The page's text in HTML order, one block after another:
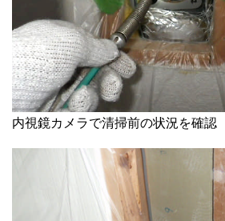
内視鏡カメラで清掃前の状況を確認